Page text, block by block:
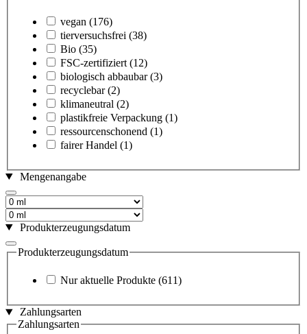
vegan (176)
tierversuchsfrei (38)
Bio (35)
FSC-zertifiziert (12)
biologisch abbaubar (3)
recyclebar (2)
klimaneutral (2)
plastikfreie Verpackung (1)
ressourcenschonend (1)
fairer Handel (1)
Mengenangabe
Produkterzeugungsdatum
Produkterzeugungsdatum
Nur aktuelle Produkte (611)
Zahlungsarten
Zahlungsarten